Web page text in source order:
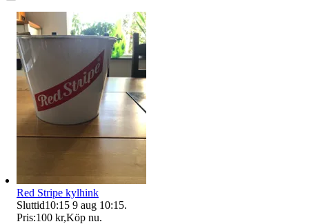
Red Stripe kylhink
Sluttid10:15 9 aug 10:15.
Pris:100 kr,Köp nu.